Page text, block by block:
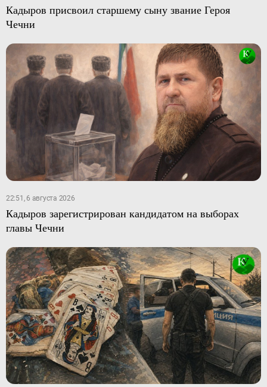
Кадыров присвоил старшему сыну звание Героя
Чечни
22:51, 6 августа 2026
Кадыров зарегистрирован кандидатом на выборах
главы Чечни